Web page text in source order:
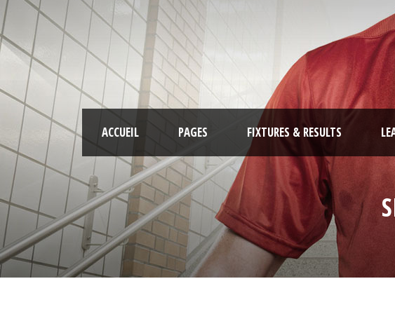
ACCUEIL PAGES FIXTURES & RESULTS